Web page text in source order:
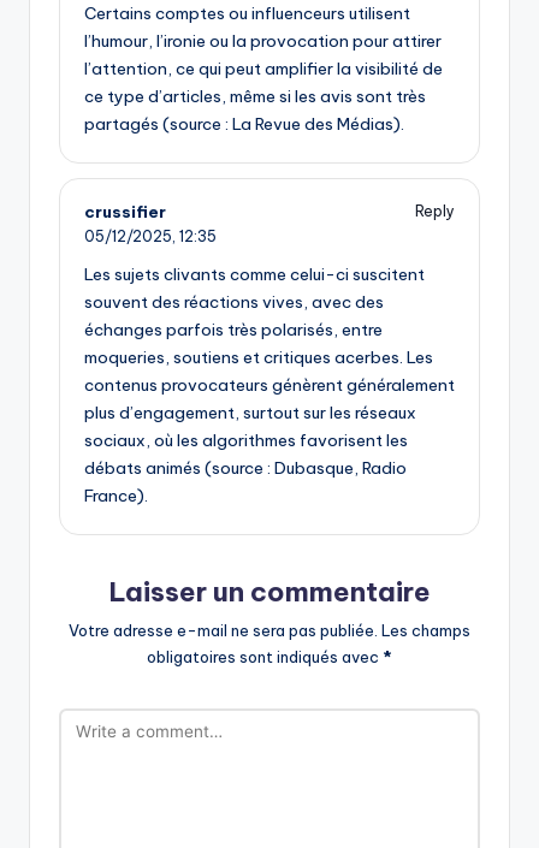
Certains comptes ou influenceurs utilisent
l’humour, l’ironie ou la provocation pour attirer
l’attention, ce qui peut amplifier la visibilité de
ce type d’articles, même si les avis sont très
partagés (source : La Revue des Médias).
crussifier
Reply
05/12/2025, 12:35
Les sujets clivants comme celui-ci suscitent
souvent des réactions vives, avec des
échanges parfois très polarisés, entre
moqueries, soutiens et critiques acerbes. Les
contenus provocateurs génèrent généralement
plus d’engagement, surtout sur les réseaux
sociaux, où les algorithmes favorisent les
débats animés (source : Dubasque, Radio
France).
Laisser un commentaire
Votre adresse e-mail ne sera pas publiée. Les champs
obligatoires sont indiqués avec *